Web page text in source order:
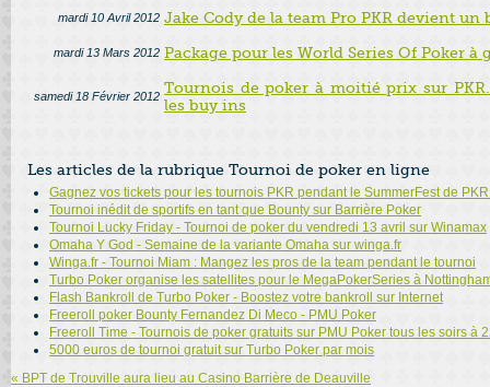
mardi 10 Avril 2012 Jake Cody de la team Pro PKR devient un
mardi 13 Mars 2012 Package pour les World Series Of Poker à
samedi 18 Février 2012 Tournois de poker à moitié prix sur
les buy ins
Les articles de la rubrique Tournoi de poker en ligne
Gagnez vos tickets pour les tournois PKR pendant le SummerFest de
Tournoi inédit de sportifs en tant que Bounty sur Barrière Poker
Tournoi Lucky Friday - Tournoi de poker du vendredi 13 avril sur Winamax
Omaha Y God - Semaine de la variante Omaha sur winga.fr
Winga.fr - Tournoi Miam : Mangez les pros de la team pendant le tournoi
Turbo Poker organise les satellites pour le MegaPokerSeries à
Flash Bankroll de Turbo Poker - Boostez votre bankroll sur Internet
Freeroll poker Bounty Fernandez Di Meco - PMU Poker
Freeroll Time - Tournois de poker gratuits sur PMU Poker tous les soirs à
5000 euros de tournoi gratuit sur Turbo Poker par mois
« BPT de Trouville aura lieu au Casino Barrière de Deauville